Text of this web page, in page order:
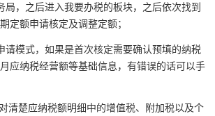
局，之后进入我要办税的板块，之后依次找到
定额申请核定及调整定额；
请模式，如果是首次核定需要确认预填的纳税
应纳税经营额等基础信息，有错误的话可以手
清楚应纳税额明细中的增值税、附加税以及个